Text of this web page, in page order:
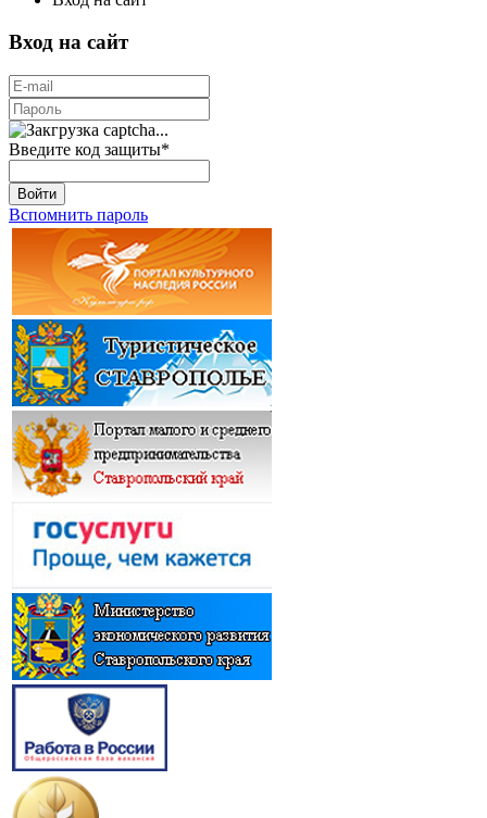
Вход на сайт
Введите код защиты*
Войти
Вспомнить пароль